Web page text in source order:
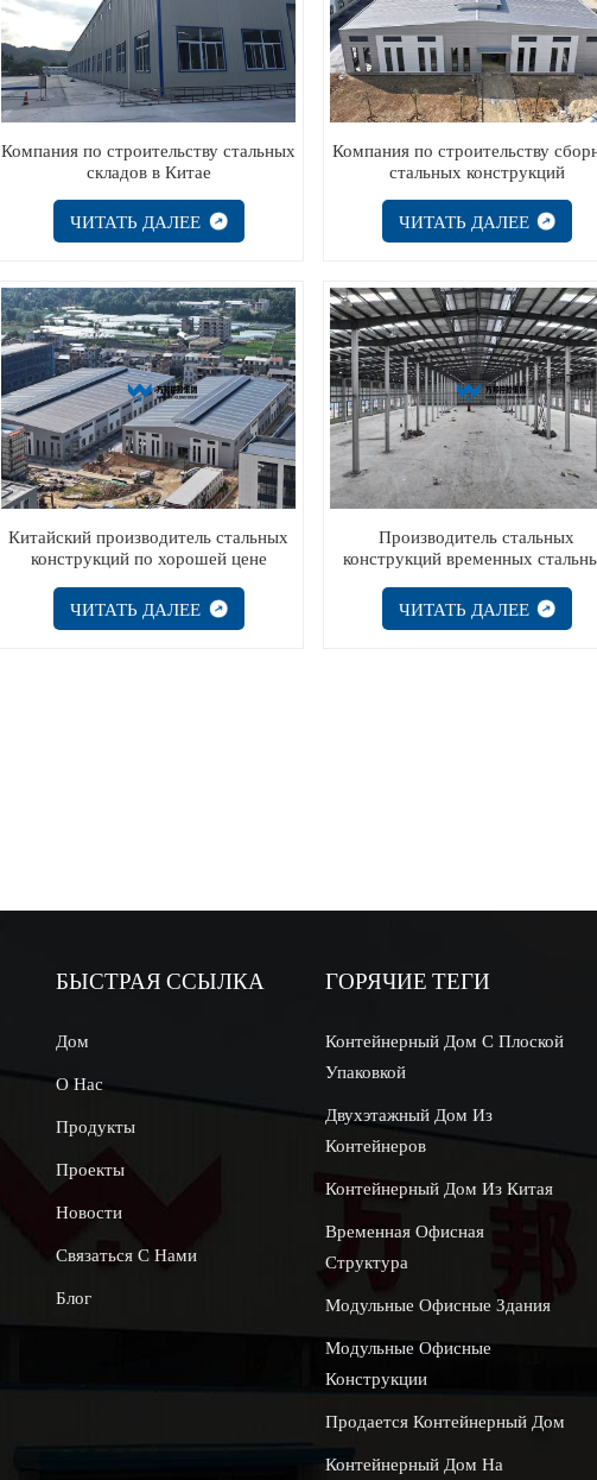
Компания по строительству стальных
складов в Китае
ЧИТАТЬ ДАЛЕЕ
Компания по строительству
стальных конструкций
ЧИТАТЬ ДАЛЕЕ
Китайский производитель стальных
конструкций по хорошей цене
ЧИТАТЬ ДАЛЕЕ
Производитель стальных
конструкций временных
ЧИТАТЬ ДАЛЕЕ
БЫСТРАЯ ССЫЛКА
Дом
О Нас
Продукты
Проекты
Новости
Связаться С Нами
Блог
ГОРЯЧИЕ ТЕГИ
Контейнерный Дом С Плоской
Упаковкой
Двухэтажный Дом Из
Контейнеров
Контейнерный Дом Из Китая
Временная Офисная
Структура
Модульные Офисные Здания
Модульные Офисные
Конструкции
Продается Контейнерный Дом
Контейнерный Дом На